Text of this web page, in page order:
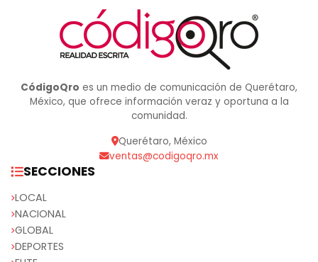
CódigoQro es un medio de comunicación de Querétaro,
México, que ofrece información veraz y oportuna a la
comunidad.
Querétaro, México
ventas@codigoqro.mx
SECCIONES
LOCAL
NACIONAL
GLOBAL
DEPORTES